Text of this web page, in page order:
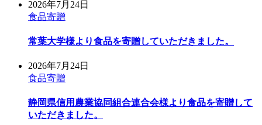
2026年7月24日
食品寄贈
常葉大学様より食品を寄贈していただきました。
2026年7月24日
食品寄贈
静岡県信用農業協同組合連合会様より食品を寄贈して
いただきました。